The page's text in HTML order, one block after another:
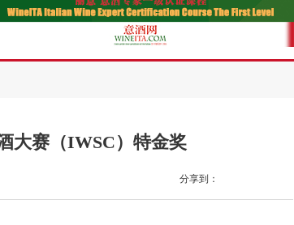
大赛（IWSC）特金奖
分享到：